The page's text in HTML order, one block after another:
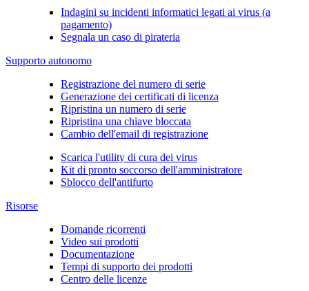
Indagini su incidenti informatici legati ai virus (a
pagamento)
Segnala un caso di pirateria
Supporto autonomo
Registrazione del numero di serie
Generazione dei certificati di licenza
Ripristina un numero di serie
Ripristina una chiave bloccata
Cambio dell'email di registrazione
Scarica l'utility di cura dei virus
Kit di pronto soccorso dell'amministratore
Sblocco dell'antifurto
Risorse
Domande ricorrenti
Video sui prodotti
Documentazione
Tempi di supporto dei prodotti
Centro delle licenze